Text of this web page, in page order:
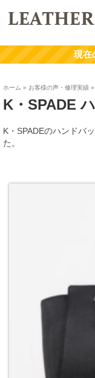
ホーム » お客様の声・修理実績 »
K・SPADE
K・SPADEのハンドバ
た。